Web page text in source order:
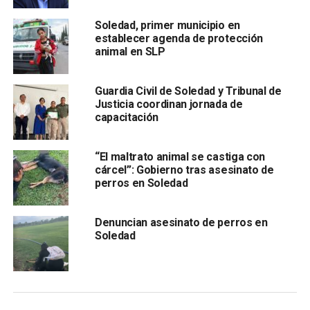
conocer todas estas oportunidades a los jóvenes”
El director de Educación y Acción Cívica comentó que
actualmente se trabaja con las diferentes
instituciones educativas para obtener nuevos
descuentos y ofrecer mayores porcentajes en becas
incluso no se descarta que tras la elaboración de un
estudio socio económico, algunos de los
puedan resultar favorecidos con apoyos de un cien
por ciento lo cual les permitiría continuar
satisfactoriamente con sus estudios universitarios
sin la necesidad de gastar el dinero.
Soledad, primer municipio en
establecer agenda de protección
animal en SLP
Guardia Civil de Soledad y Tribunal de
Justicia coordinan jornada de
capacitación
“El maltrato animal se castiga con
cárcel”: Gobierno tras asesinato de
perros en Soledad
Denuncian asesinato de perros en
Soledad